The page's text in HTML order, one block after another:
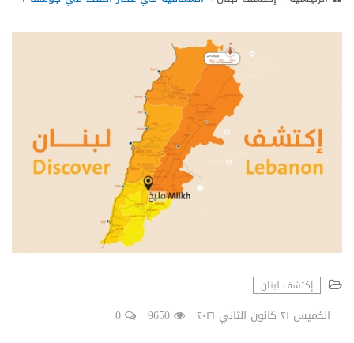
v
o
n
إكتشف لبنان
الخميس ٢١ كانون الثاني ٢٠١٦ 9650
0